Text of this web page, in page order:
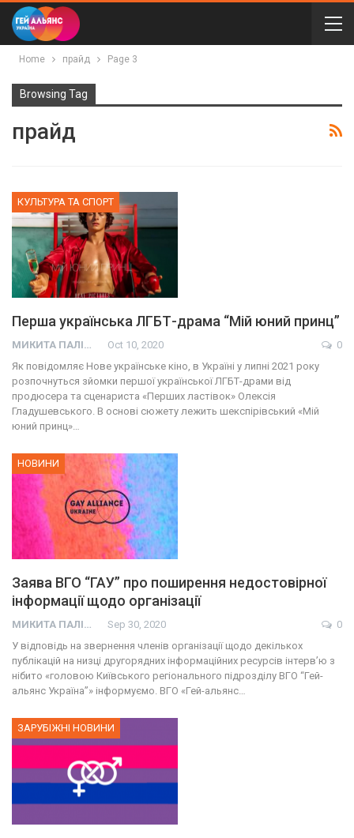
Home прайд Page 3
Browsing Tag
прайд
КУЛЬТУРА ТА СПОРТ
Перша українська ЛГБТ-драма “Мій юний принц”
МИКИТА ПАЛІЙ Oct 10, 2020
0
Як повідомляє Нове українське кіно, в Україні у липні 2021 року
розпочнуться зйомки першої української ЛГБТ-драми від
продюсера та сценариста «Перших ластівок» Олексія
Гладушевського. В основі сюжету лежить шекспірівський «Мій
юний принц»…
НОВИНИ
Заява ВГО “ГАУ” про поширення недостовірної
інформації щодо організації
МИКИТА ПАЛІЙ Sep 30, 2020
0
У відповідь на звернення членів організації щодо декількох
публікацій на низці другорядних інформаційних ресурсів інтерв’ю з
нібито «головою Київського регіонального підрозділу ВГО “Гей-
альянс Україна”» інформуємо. ВГО «Гей-альянс…
ЗАРУБІЖНІ НОВИНИ